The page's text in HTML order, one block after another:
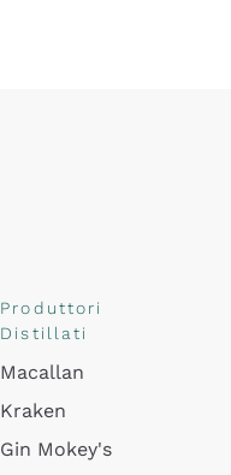
Produttori
Distillati
Macallan
Kraken
Gin Mokey's